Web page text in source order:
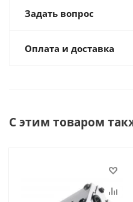
Задать вопрос
Оплата и доставка
С этим товаром